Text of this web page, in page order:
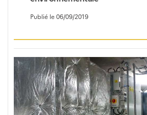
Publié le 06/09/2019